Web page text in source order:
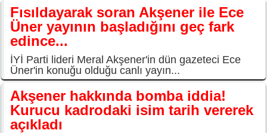
Fısıldayarak soran Akşener ile Ece
Üner yayının başladığını geç fark
edince...
İYİ Parti lideri Meral Akşener'in dün gazeteci Ece
Üner'in konuğu olduğu canlı yayın...
Akşener hakkında bomba iddia!
Kurucu kadrodaki isim tarih vererek
açıkladı